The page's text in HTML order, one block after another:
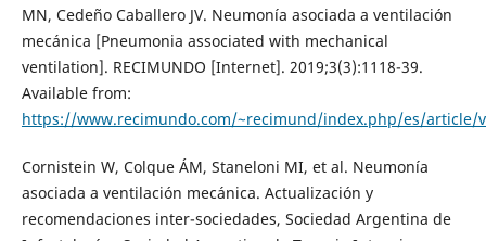
MN, Cedeño Caballero JV. Neumonía asociada a ventilación
mecánica [Pneumonia associated with mechanical
ventilation]. RECIMUNDO [Internet]. 2019;3(3):1118-39.
Available from:
https://www.recimundo.com/~recimund/index.php/es/article/
Cornistein W, Colque ÁM, Staneloni MI, et al. Neumonía
asociada a ventilación mecánica. Actualización y
recomendaciones inter-sociedades, Sociedad Argentina de